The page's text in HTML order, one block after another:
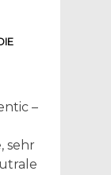
–
sehr